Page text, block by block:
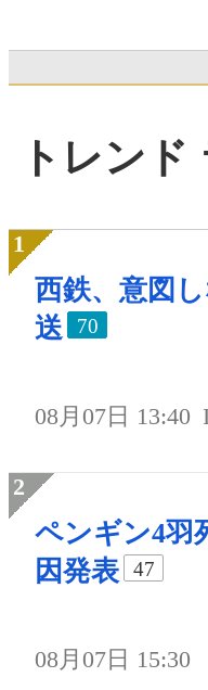
トレン
西鉄、意図
送
70
08月07日 13:40
ペンギン4羽
因発表
47
08月07日 15:30